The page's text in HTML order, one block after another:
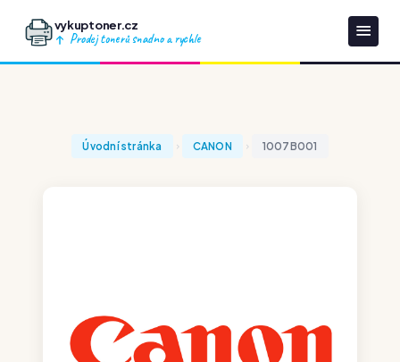
vykuptoner.cz
Prodej tonerů snadno a rychle
Úvodní stránka CANON 1007B001